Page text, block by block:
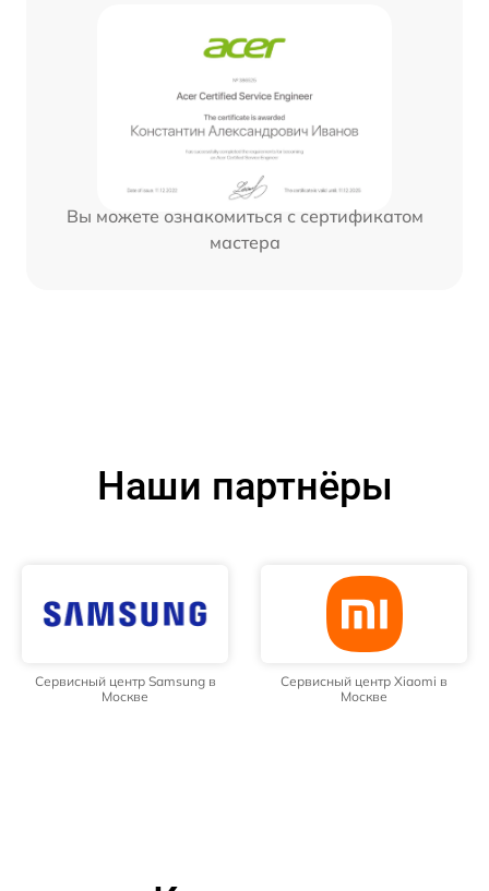
Вы можете ознакомиться с сертификатом
мастера
Наши партнёры
Сервисный центр Samsung в
Москве
Сервисный центр Xiaomi в
Москве